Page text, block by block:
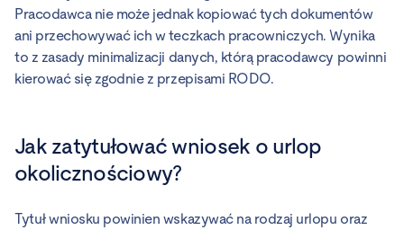
Pracodawca nie może jednak kopiować tych dokumentów
ani przechowywać ich w teczkach pracowniczych. Wynika
to z zasady minimalizacji danych, którą pracodawcy powinni
kierować się zgodnie z przepisami RODO.
Jak zatytułować wniosek o urlop
okolicznościowy?
Tytuł wniosku powinien wskazywać na rodzaj urlopu oraz